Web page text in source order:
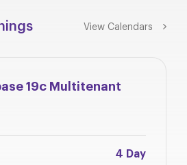
View Calendars
19c Multitenant
4 Day